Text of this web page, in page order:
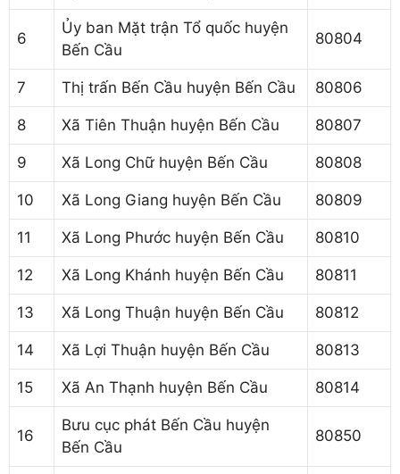
6
Ủy ban Mặt trận Tổ quốc huyện
Bến Cầu
80804
7 Thị trấn Bến Cầu huyện Bến Cầu 80806
8 Xã Tiên Thuận huyện Bến Cầu 80807
9 Xã Long Chữ huyện Bến Cầu 80808
10 Xã Long Giang huyện Bến Cầu 80809
11 Xã Long Phước huyện Bến Cầu 80810
12 Xã Long Khánh huyện Bến Cầu 80811
13 Xã Long Thuận huyện Bến Cầu 80812
14 Xã Lợi Thuận huyện Bến Cầu 80813
15 Xã An Thạnh huyện Bến Cầu 80814
16
Bưu cục phát Bến Cầu huyện
Bến Cầu
80850